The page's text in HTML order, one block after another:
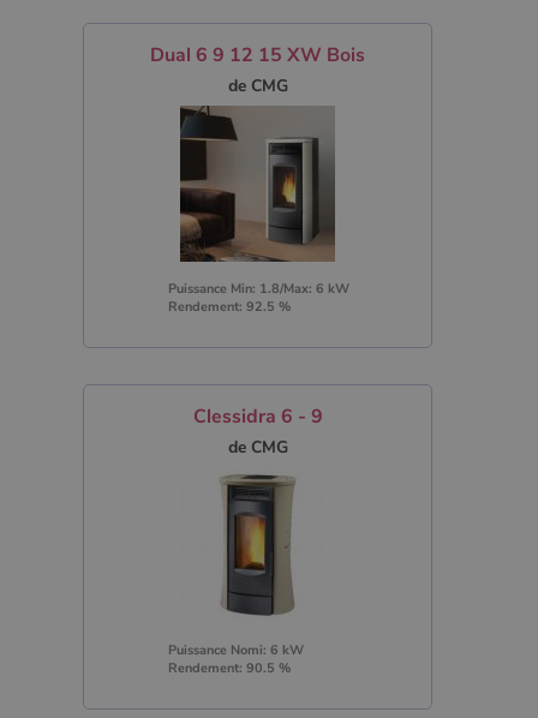
Dual 6 9 12 15 XW Bois
de CMG
Puissance Min: 1.8/Max: 6 kW
Rendement: 92.5 %
Clessidra 6 - 9
de CMG
Puissance Nomi: 6 kW
Rendement: 90.5 %